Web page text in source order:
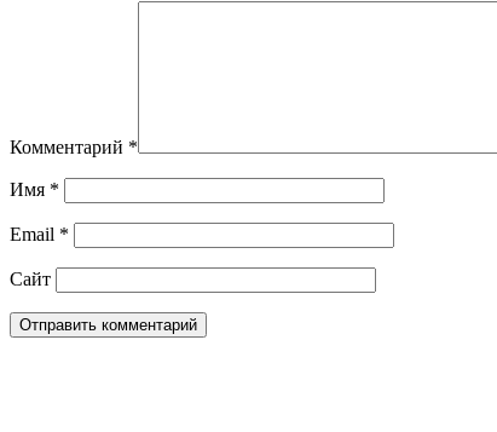
Комментарий *
Имя *
Email *
Сайт